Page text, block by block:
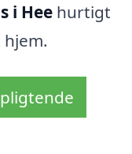
i Hee hurtigt